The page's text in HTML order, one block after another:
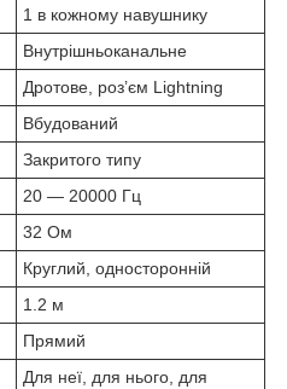
1 в кожному навушнику
Внутрішньоканальне
Дротове, роз’єм Lightning
Вбудований
Закритого типу
20 — 20000 Гц
32 Ом
Круглий, односторонній
1.2 м
Прямий
Для неї, для нього, для